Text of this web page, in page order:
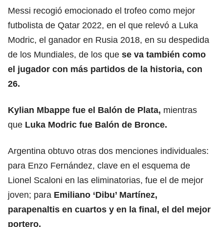
Messi recogió emocionado el trofeo como mejor
futbolista de Qatar 2022, en el que relevó a Luka
Modric, el ganador en Rusia 2018, en su despedida
de los Mundiales, de los que se va también como
el jugador con más partidos de la historia, con
26.
Kylian Mbappe fue el Balón de Plata, mientras
que Luka Modric fue Balón de Bronce.
Argentina obtuvo otras dos menciones individuales:
para Enzo Fernández, clave en el esquema de
Lionel Scaloni en las eliminatorias, fue el de mejor
joven; para Emiliano ‘Dibu’ Martínez,
parapenaltis en cuartos y en la final, el del mejor
portero.